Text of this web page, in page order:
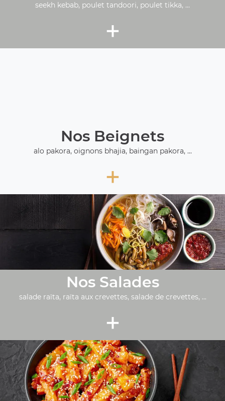
seekh kebab, poulet tandoori, poulet tikka, ...
+
Nos Beignets
alo pakora, oignons bhajia, baingan pakora, ...
+
Nos Salades
salade raïta, raïta aux crevettes, salade de crevettes, ...
+